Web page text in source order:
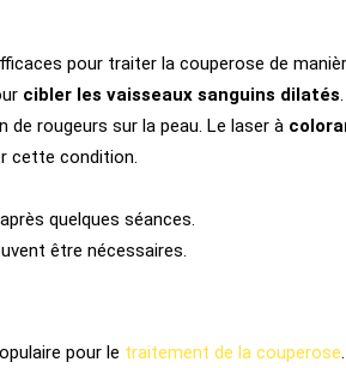
pour traiter la couperose de
cibler les vaisseaux sanguins dilatés
de rougeurs sur la peau. Le laser à
cette condition.
quelques séances.
être nécessaires.
pour le traitement de la couperose